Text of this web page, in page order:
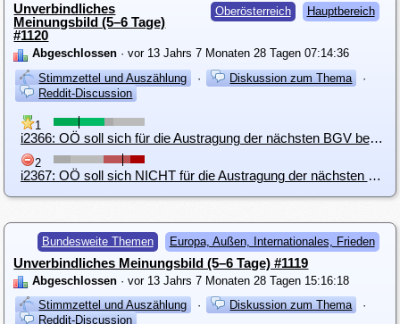
Oberösterreich Hauptbereich
Unverbindliches
Meinungsbild (5–6 Tage)
#1120
Abgeschlossen · vor 13 Jahrs 7 Monaten 28 Tagen 07:14:36
Stimmzettel und Auszählung
· Diskussion zum Thema
·
Reddit-Discussion
1
i2366: OÖ soll sich für die Austragung der nächsten BGV bewerben (Linz)
2
i2367: OÖ soll sich NICHT für die Austragung der nächsten BGV bewerben
Bundesweite Themen Europa, Außen, Internationales, Frieden
Unverbindliches Meinungsbild (5–6 Tage) #1119
Abgeschlossen · vor 13 Jahrs 7 Monaten 28 Tagen 15:16:18
Stimmzettel und Auszählung
· Diskussion zum Thema
·
Reddit-Discussion